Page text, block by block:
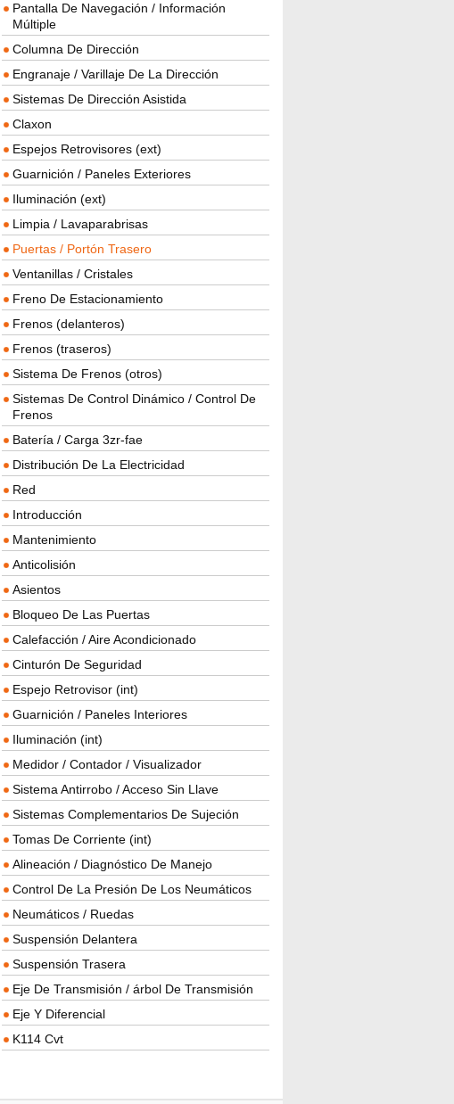
Pantalla De Navegación / Información
Múltiple
Columna De Dirección
Engranaje / Varillaje De La Dirección
Sistemas De Dirección Asistida
Claxon
Espejos Retrovisores (ext)
Guarnición / Paneles Exteriores
Iluminación (ext)
Limpia / Lavaparabrisas
Puertas / Portón Trasero
Ventanillas / Cristales
Freno De Estacionamiento
Frenos (delanteros)
Frenos (traseros)
Sistema De Frenos (otros)
Sistemas De Control Dinámico / Control De
Frenos
Batería / Carga 3zr-fae
Distribución De La Electricidad
Red
Introducción
Mantenimiento
Anticolisión
Asientos
Bloqueo De Las Puertas
Calefacción / Aire Acondicionado
Cinturón De Seguridad
Espejo Retrovisor (int)
Guarnición / Paneles Interiores
Iluminación (int)
Medidor / Contador / Visualizador
Sistema Antirrobo / Acceso Sin Llave
Sistemas Complementarios De Sujeción
Tomas De Corriente (int)
Alineación / Diagnóstico De Manejo
Control De La Presión De Los Neumáticos
Neumáticos / Ruedas
Suspensión Delantera
Suspensión Trasera
Eje De Transmisión / árbol De Transmisión
Eje Y Diferencial
K114 Cvt